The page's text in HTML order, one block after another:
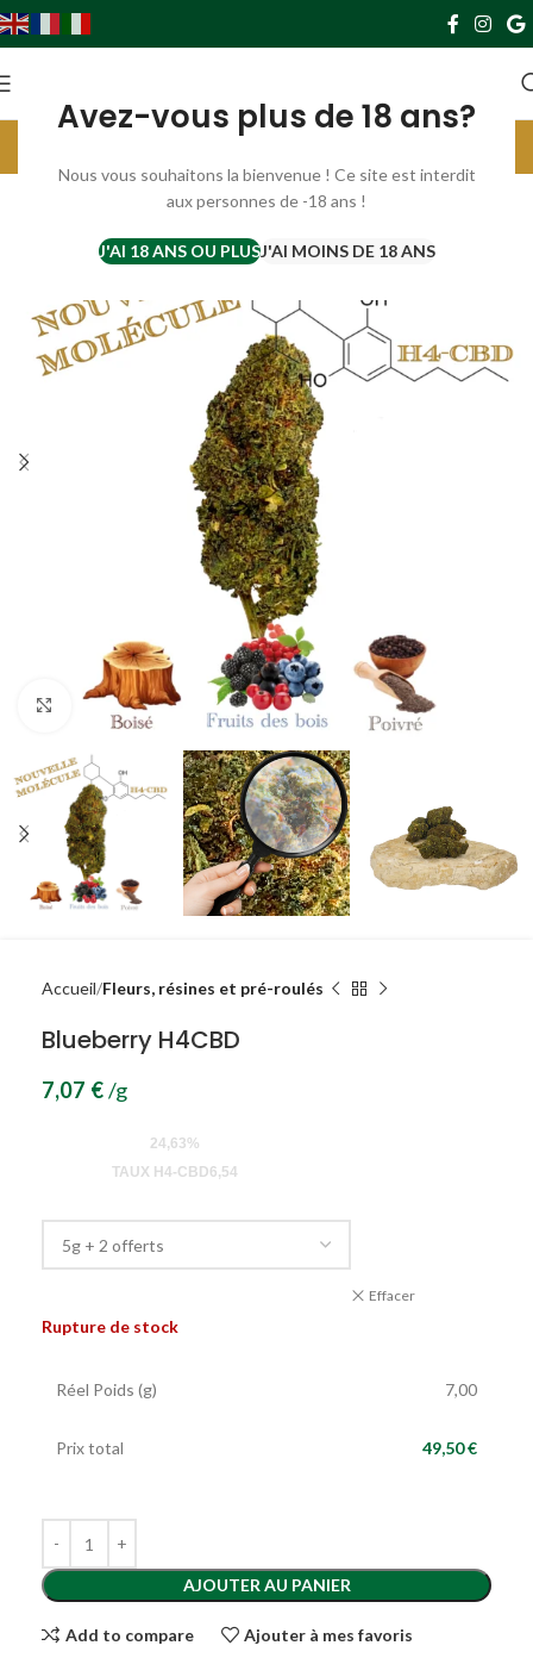
Avez-vous plus de 18 ans?
Nous vous souhaitons la bienvenue ! Ce site est interdit
aux personnes de -18 ans !
J'AI 18 ANS OU PLUSJ'AI MOINS DE 18 ANS
Livraison gratuite France à partir de 69€. Europe à partir de 119€
Agrandir
Accueil Fleurs, résines et pré-roulés
Blueberry H4CBD
7,07 €/g
24,63%
TAUX H4-CBD6,54
Effacer
Rupture de stock
Réel Poids (g) 7,00
Prix total 49,50 €
AJOUTER AU PANIER
Add to compare Ajouter à mes favoris